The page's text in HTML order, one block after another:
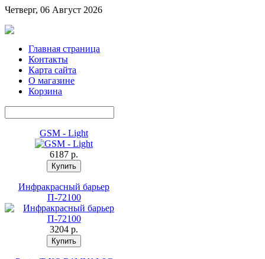
Четверг, 06 Август 2026
Главная страница
Контакты
Карта сайта
О магазине
Корзина
GSM - Light
6187 p.
Инфракрасный барьер
П-72100
3204 p.